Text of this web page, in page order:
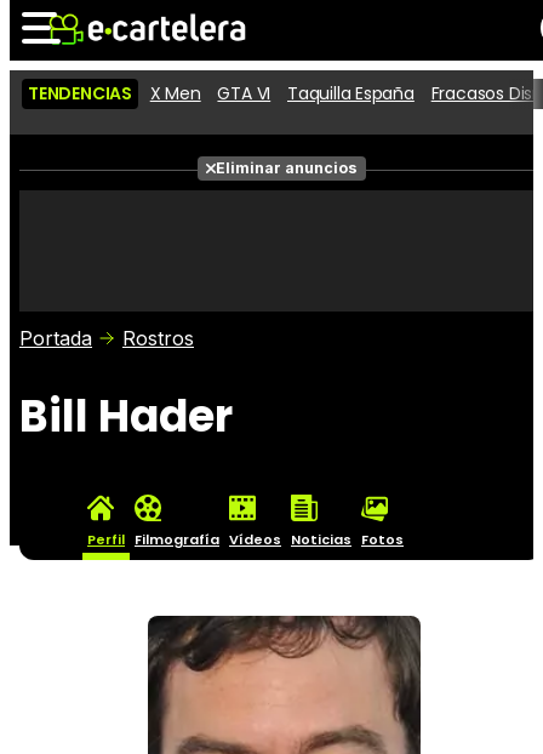
Noticias Cartelera
Películas
Críticas
TENDENCIAS X Men GTA VI Taquilla España Fracasos
Eliminar anuncios
Portada Rostros
Bill Hader
Perfil Filmografía Vídeos Noticias Fotos